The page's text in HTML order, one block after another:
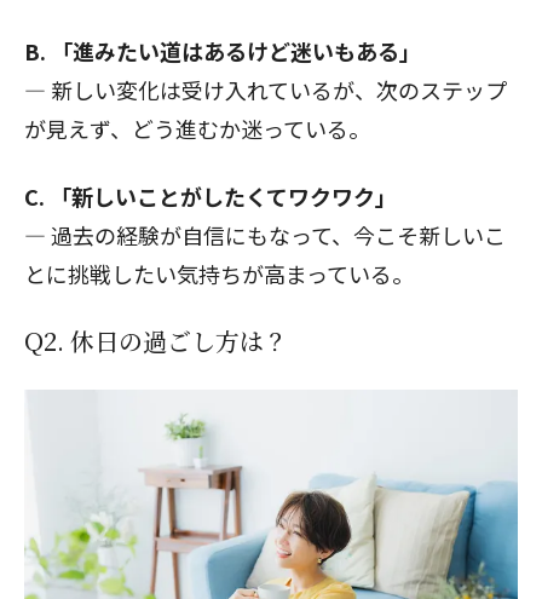
B. 「進みたい道はあるけど迷いもある」
— 新しい変化は受け入れているが、次のステップ
が見えず、どう進むか迷っている。
C. 「新しいことがしたくてワクワク」
— 過去の経験が自信にもなって、今こそ新しいこ
とに挑戦したい気持ちが高まっている。
Q2. 休日の過ごし方は？